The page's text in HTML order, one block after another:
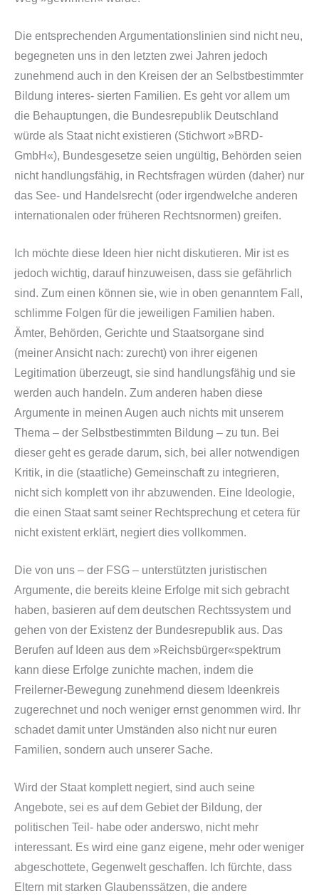
Die entsprechenden Argumentationslinien sind nicht neu,
begegneten uns in den letzten zwei Jahren jedoch
zunehmend auch in den Kreisen der an Selbstbestimmter
Bildung interes- sierten Familien. Es geht vor allem um
die Behauptungen, die Bundesrepublik Deutschland
würde als Staat nicht existieren (Stichwort »BRD-
GmbH«), Bundesgesetze seien ungültig, Behörden seien
nicht handlungsfähig, in Rechtsfragen würden (daher) nur
das See- und Handelsrecht (oder irgendwelche anderen
internationalen oder früheren Rechtsnormen) greifen.
Ich möchte diese Ideen hier nicht diskutieren. Mir ist es
jedoch wichtig, darauf hinzuweisen, dass sie gefährlich
sind. Zum einen können sie, wie in oben genanntem Fall,
schlimme Folgen für die jeweiligen Familien haben.
Ämter, Behörden, Gerichte und Staatsorgane sind
(meiner Ansicht nach: zurecht) von ihrer eigenen
Legitimation überzeugt, sie sind handlungsfähig und sie
werden auch handeln. Zum anderen haben diese
Argumente in meinen Augen auch nichts mit unserem
Thema – der Selbstbestimmten Bildung – zu tun. Bei
dieser geht es gerade darum, sich, bei aller notwendigen
Kritik, in die (staatliche) Gemeinschaft zu integrieren,
nicht sich komplett von ihr abzuwenden. Eine Ideologie,
die einen Staat samt seiner Rechtsprechung et cetera für
nicht existent erklärt, negiert dies vollkommen.
Die von uns – der FSG – unterstützten juristischen
Argumente, die bereits kleine Erfolge mit sich gebracht
haben, basieren auf dem deutschen Rechtssystem und
gehen von der Existenz der Bundesrepublik aus. Das
Berufen auf Ideen aus dem »Reichsbürger«spektrum
kann diese Erfolge zunichte machen, indem die
Freilerner-Bewegung zunehmend diesem Ideenkreis
zugerechnet und noch weniger ernst genommen wird. Ihr
schadet damit unter Umständen also nicht nur euren
Familien, sondern auch unserer Sache.
Wird der Staat komplett negiert, sind auch seine
Angebote, sei es auf dem Gebiet der Bildung, der
politischen Teil- habe oder anderswo, nicht mehr
interessant. Es wird eine ganz eigene, mehr oder weniger
abgeschottete, Gegenwelt geschaffen. Ich fürchte, dass
Eltern mit starken Glaubenssätzen, die andere